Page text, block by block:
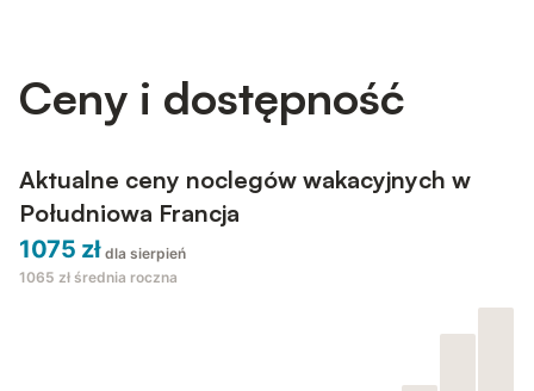
Ceny i dostępność
Aktualne ceny noclegów wakacyjnych w
Południowa Francja
1075 zł dla sierpień
1065 zł średnia roczna